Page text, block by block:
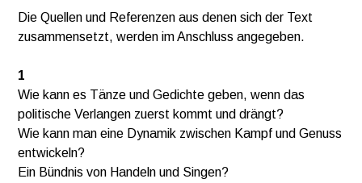
Die Quellen und Referenzen aus denen sich der Text
zusammensetzt, werden im Anschluss angegeben.
1
Wie kann es Tänze und Gedichte geben, wenn das
politische Verlangen zuerst kommt und drängt?
Wie kann man eine Dynamik zwischen Kampf und Genuss
entwickeln?
Ein Bündnis von Handeln und Singen?